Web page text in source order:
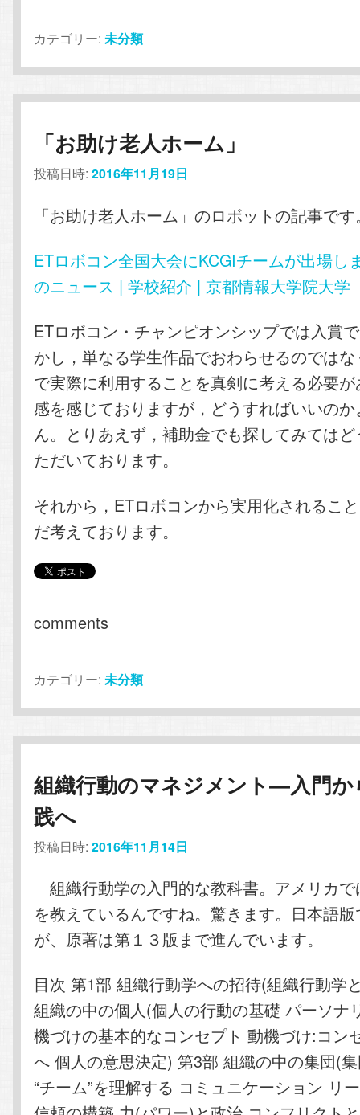
カテゴリー: 未分類
「お助け老人ホーム」
投稿日時:2016年11月19日
「お助け老人ホーム」のロボットの記事で
ETロボコン全国大会にKCGIチームが出場し
のニュース | 学校紹介 | 京都情報大学院大学
ETロボコン・チャンピオンシップでは入賞
かし，単なる学生作品でおわらせるのでは
で実際に利用することを真剣に考える必要
感を感じておりますが，どうすればいいの
ん。とりあえず，補助金でも探してみては
ただいております。
それから，ETロボコンから実用化されるこ
だ考えております。
comments
カテゴリー: 未分類
組織行動のマネジメント―入門か
践へ
投稿日時:2016年11月14日
組織行動学の入門的な教科書。アメリカ
を教えているんですね。驚きます。日本語
が、原著は第１３版まで進んでいます。
目次 第1部 組織行動学への招待(組織行動学
組織の中の個人(個人の行動の基礎 パーソナ
機づけの基本的なコンセプト 動機づけ:コン
へ 個人の意思決定) 第3部 組織の中の集団(
“チーム”を理解する コミュニケーション リ